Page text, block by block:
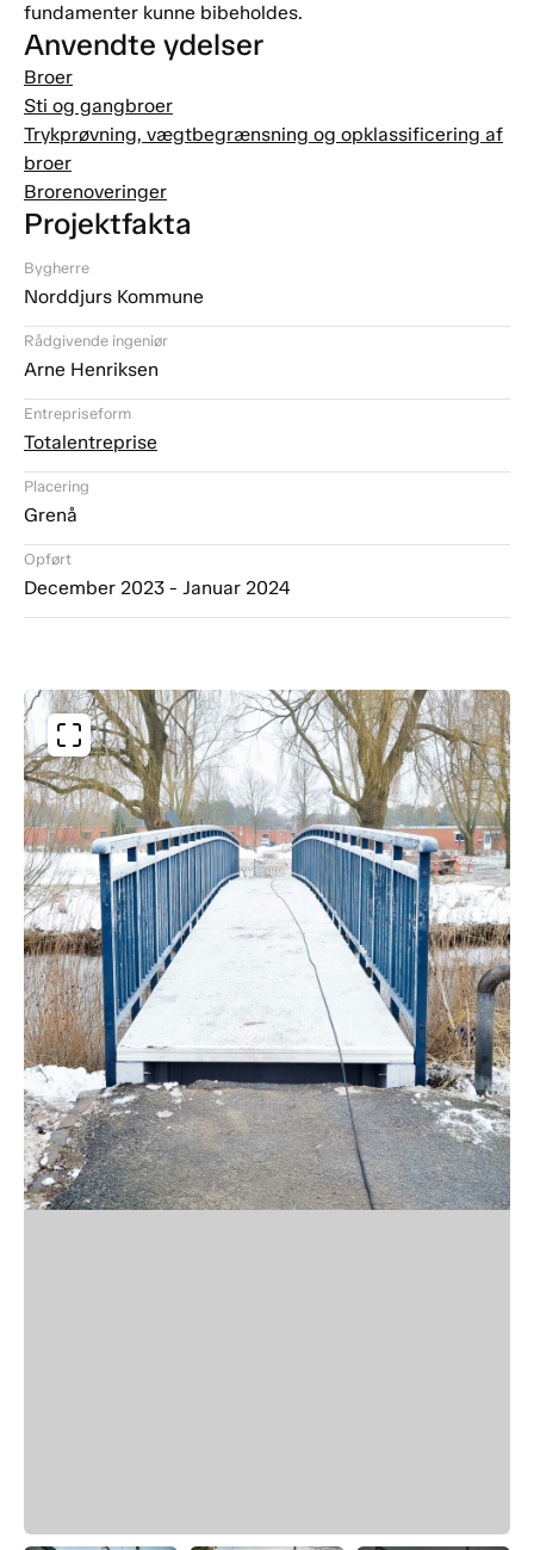
fundamenter kunne bibeholdes.
Anvendte ydelser
Broer
Sti og gangbroer
Trykprøvning, vægtbegrænsning og opklassificering af
broer
Brorenoveringer
Projektfakta
Bygherre
Norddjurs Kommune
Rådgivende ingeniør
Arne Henriksen
Entrepriseform
Totalentreprise
Placering
Grenå
Opført
December 2023 - Januar 2024